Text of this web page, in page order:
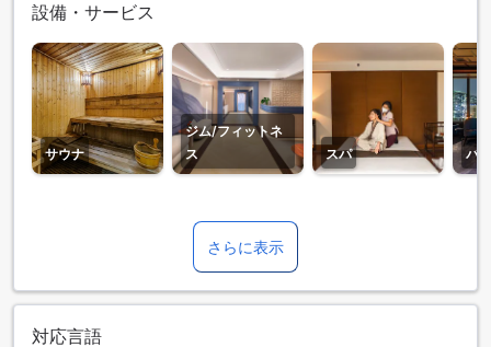
設備・サービス
サウナ
ジム/フィットネ
ス
スパ バー
さらに表示
対応言語